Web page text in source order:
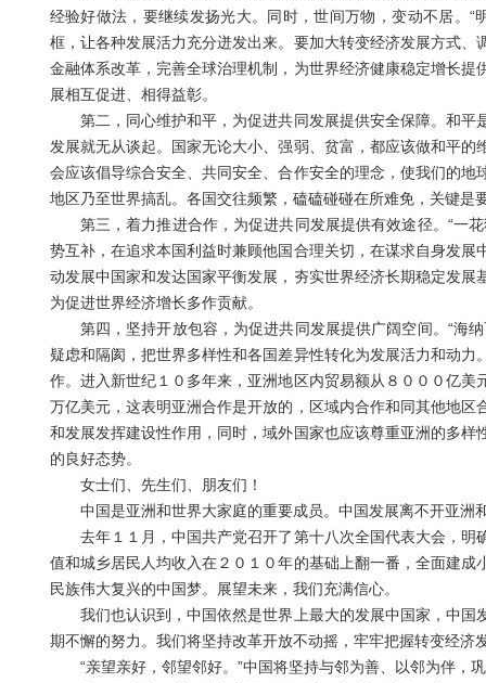
经验好做法，要继续发扬光大。同时，世间万物，变动不居。
框，让各种发展活力充分迸发出来。要加大转变经济发展方式
金融体系改革，完善全球治理机制，为世界经济健康稳定增长
展相互促进、相得益彰。
第二，同心维护和平，为促进共同发展提供安全保障。和平
发展就无从谈起。国家无论大小、强弱、贫富，都应该做和平
会应该倡导综合安全、共同安全、合作安全的理念，使我们的
地区乃至世界搞乱。各国交往频繁，磕磕碰碰在所难免，关键
第三，着力推进合作，为促进共同发展提供有效途径。“一花
势互补，在追求本国利益时兼顾他国合理关切，在谋求自身发
动发展中国家和发达国家平衡发展，夯实世界经济长期稳定发
为促进世界经济增长多作贡献。
第四，坚持开放包容，为促进共同发展提供广阔空间。“海纳
疑虑和隔阂，把世界多样性和各国差异性转化为发展活力和动
作。进入新世纪１０多年来，亚洲地区内贸易额从８０００亿
万亿美元，这表明亚洲合作是开放的，区域内合作和同其他地
和发展发挥建设性作用，同时，域外国家也应该尊重亚洲的多
的良好态势。
女士们、先生们、朋友们！
中国是亚洲和世界大家庭的重要成员。中国发展离不开亚洲
去年１１月，中国共产党召开了第十八次全国代表大会，明
值和城乡居民人均收入在２０１０年的基础上翻一番，全面建
民族伟大复兴的中国梦。展望未来，我们充满信心。
我们也认识到，中国依然是世界上最大的发展中国家，中国
期不懈的努力。我们将坚持改革开放不动摇，牢牢把握转变经
“亲望亲好，邻望邻好。”中国将坚持与邻为善、以邻为伴，